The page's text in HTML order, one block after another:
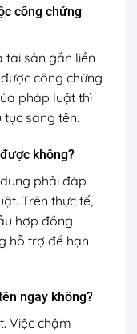
công chứng
tài sản gắn liền
công chứng
pháp luật thì
tục sang tên.
không?
phải đáp
Trên thực tế,
hợp đồng
hỗ trợ để hạn
ngay không?
Việc chậm